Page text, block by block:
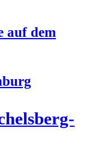
auf dem